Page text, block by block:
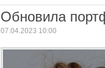
Обновила
07.04.2023 10:00